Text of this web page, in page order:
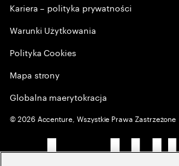
Kariera – polityka prywatności
Warunki Użytkowania
Polityka Cookies
Mapa strony
Globalna maerytokracja
©2026 Accenture, Wszystkie Prawa Zastrzeżone